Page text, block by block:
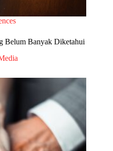
Belum Banyak Diketahui